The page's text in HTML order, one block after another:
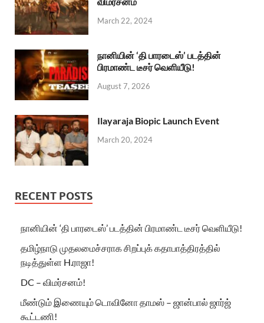
March 22, 2024
நானியின் ‘தி பாரடைஸ்’ படத்தின்
பிரமாண்ட டீசர் வெளியீடு!
August 7, 2026
Ilayaraja Biopic Launch Event
March 20, 2024
RECENT POSTS
நானியின் ‘தி பாரடைஸ்’ படத்தின் பிரமாண்ட டீசர் வெளியீடு!
தமிழ்நாடு முதலமைச்சராக சிறப்புக் கதாபாத்திரத்தில்
நடித்துள்ள H.ராஜா!
DC – விமர்சனம்!
மீண்டும் இணையும் டொவினோ தாமஸ் – ஜான்பால் ஜார்ஜ்
கூட்டணி!